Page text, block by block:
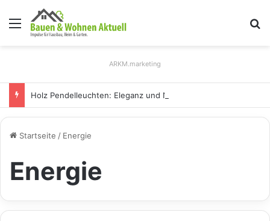
Menü
ARKM.marketing
Startseite / Energie
Energie